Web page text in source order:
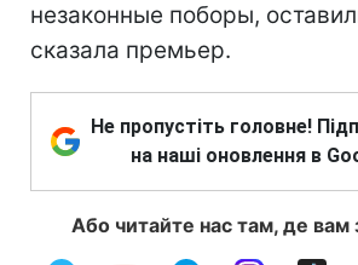
незаконные поборы,
сказала премьер.
Не пропустіть головне!
на наші оновлення в
Або читайте нас там, де вам